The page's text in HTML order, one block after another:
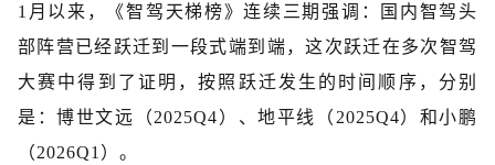
1月以来，《智驾天梯榜》连续三期强调：国内智驾头
部阵营已经跃迁到一段式端到端，这次跃迁在多次智驾
大赛中得到了证明，按照跃迁发生的时间顺序，分别
是：博世文远（2025Q4）、地平线（2025Q4）和小鹏
（2026Q1）。